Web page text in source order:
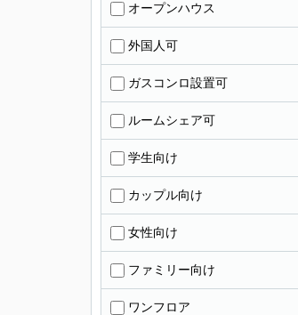
オープンハウス
外国人可
ガスコンロ設置可
ルームシェア可
学生向け
カップル向け
女性向け
ファミリー向け
ワンフロア